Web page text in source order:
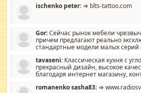
ischenko peter: ⇒ blts-tattoo.com
Gor:Сейчас рынок мебели
причем предлагают реально
стандартные модели малых серий
стандартные формы, в MebelOk,
со вкусом все в порядке, без ненужных
мебель, а это не последний фактор.
tavaseni: Классическая кухня с
прекрасный дизайн, высокое
благодаря интернет магазину,
romanenko sasha83: ⇒